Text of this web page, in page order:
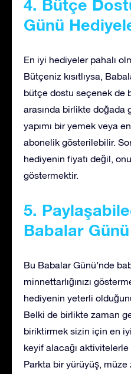
4. Bütçe
Günü
En iyi hediyeler pahalı
Bütçeniz kısıtlıysa,
bütçe dostu seçenek de
arasında birlikte doğada
yapımı bir yemek veya
abonelik gösterilebilir.
hediyenin fiyatı değil,
göstermektir.
5.
Babalar
Bu Babalar Günü’nde
minnettarlığınızı
hediyenin yeterli
Belki de birlikte zaman
biriktirmek sizin için en
keyif alacağı
Parkta bir yürüyüş,